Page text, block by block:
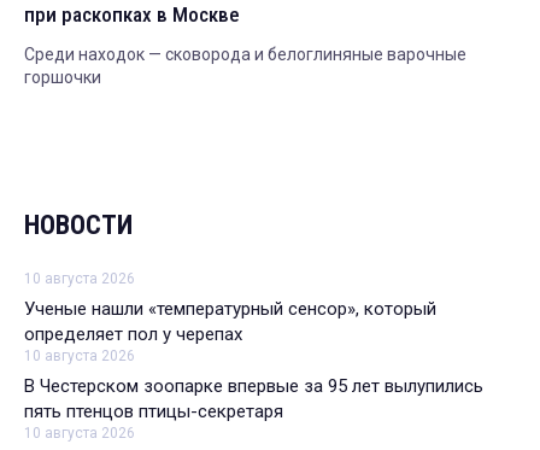
при раскопках в Москве
Среди находок — сковорода и белоглиняные варочные
горшочки
НОВОСТИ
10 августа 2026
Ученые нашли «температурный сенсор», который
определяет пол у черепах
10 августа 2026
В Честерском зоопарке впервые за 95 лет вылупились
пять птенцов птицы-секретаря
10 августа 2026